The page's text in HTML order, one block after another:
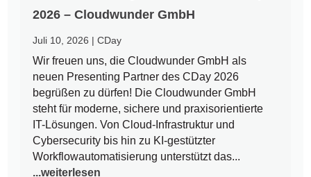
2026 – Cloudwunder GmbH
Juli 10, 2026 |CDay
Wir freuen uns, die Cloudwunder GmbH als
neuen Presenting Partner des CDay 2026
begrüßen zu dürfen! Die Cloudwunder GmbH
steht für moderne, sichere und praxisorientierte
IT-Lösungen. Von Cloud-Infrastruktur und
Cybersecurity bis hin zu KI-gestützter
Workflowautomatisierung unterstützt das...
...weiterlesen